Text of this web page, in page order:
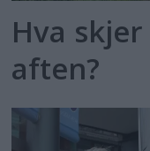
Hva
aften?